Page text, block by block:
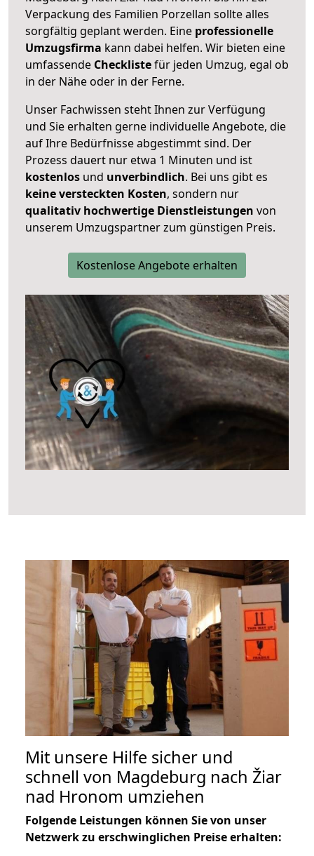
Verpackung des Familien Porzellan sollte alles
sorgfältig geplant werden. Eine professionelle
Umzugsfirma kann dabei helfen. Wir bieten eine
umfassende Checklistefür jeden Umzug, egal ob
in der Nähe oder in der Ferne.
Unser Fachwissen steht Ihnen zur Verfügung
und Sie erhalten gerne individuelle Angebote, die
auf Ihre Bedürfnisse abgestimmt sind. Der
Prozess dauert nur etwa 1 Minuten und ist
kostenlos und unverbindlich. Bei uns gibt es
keine versteckten Kosten, sondern nur
qualitativ hochwertige Dienstleistungen von
unserem Umzugspartner zum günstigen Preis.
Kostenlose Angebote erhalten
Mit unsere Hilfe sicher und
schnell von Magdeburg nach Žiar
nad Hronom umziehen
Folgende Leistungen können Sie von unser
Netzwerk zu erschwinglichen Preise erhalten: